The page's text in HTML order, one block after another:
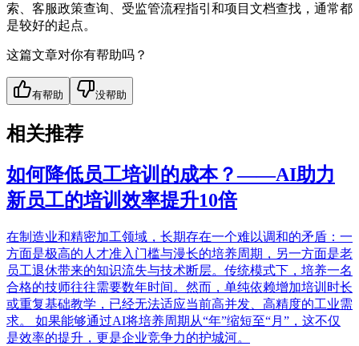
索、客服政策查询、受监管流程指引和项目文档查找，通常都
是较好的起点。
这篇文章对你有帮助吗？
有帮助 没帮助
相关推荐
如何降低员工培训的成本？——AI助力
新员工的培训效率提升10倍
在制造业和精密加工领域，长期存在一个难以调和的矛盾：一
方面是极高的人才准入门槛与漫长的培养周期，另一方面是老
员工退休带来的知识流失与技术断层。传统模式下，培养一名
合格的技师往往需要数年时间。然而，单纯依赖增加培训时长
或重复基础教学，已经无法适应当前高并发、高精度的工业需
求。 如果能够通过AI将培养周期从“年”缩短至“月”，这不仅
是效率的提升，更是企业竞争力的护城河。